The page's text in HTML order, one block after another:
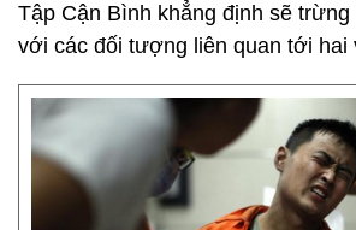
Tập Cận Bình khẳng định sẽ trừng
với các đối tượng liên quan tới hai